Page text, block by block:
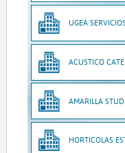
UGEA
ACUSTICO
AMARILLA
HORTICOLAS